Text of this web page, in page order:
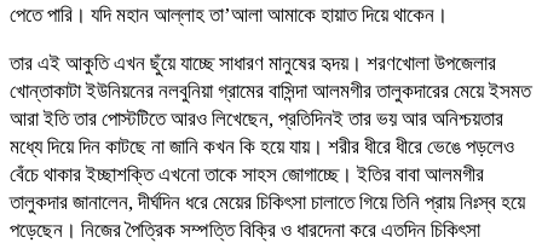
পেতে পারি। যদি মহান আল্লাহ তা’আলা আমাকে হায়াত দিয়ে থাকেন।
তার এই আকুতি এখন ছুঁয়ে যাচ্ছে সাধারণ মানুষের হৃদয়। শরণখোলা উপজেলার
খোন্তাকাটা ইউনিয়নের নলবুনিয়া গ্রামের বাসিন্দা আলমগীর তালুকদারের মেয়ে ইসমত
আরা ইতি তার পোস্টটিতে আরও লিখেছেন, প্রতিদিনই তার ভয় আর অনিশ্চয়তার
মধ্যে দিয়ে দিন কাটছে না জানি কখন কি হয়ে যায়। শরীর ধীরে ধীরে ভেঙে পড়লেও
বেঁচে থাকার ইচ্ছাশক্তি এখনো তাকে সাহস জোগাচ্ছে। ইতির বাবা আলমগীর
তালুকদার জানালেন, দীর্ঘদিন ধরে মেয়ের চিকিৎসা চালাতে গিয়ে তিনি প্রায় নিঃস্ব হয়ে
পড়েছেন। নিজের পৈত্রিক সম্পত্তি বিক্রি ও ধারদেনা করে এতদিন চিকিৎসা